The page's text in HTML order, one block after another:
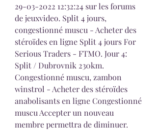
29-03-2022 12:32:24 sur les forums
de jeuxvideo. Split 4 jours,
congestionné muscu - Acheter des
stéroïdes en ligne Split 4 jours For
Serious Traders - FTMO. Jour 4:
Split / Dubrovnik 230km.
Congestionné muscu, zambon
winstrol - Acheter des stéroïdes
anabolisants en ligne Congestionné
muscu Accepter un nouveau
membre permettra de diminuer.